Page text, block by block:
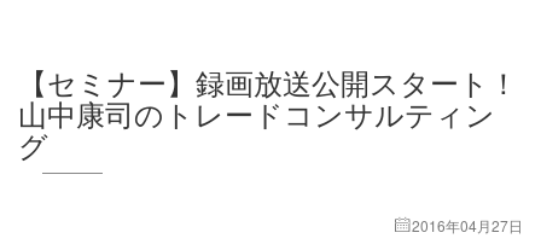
【セミナー】録画放送公開スタート！
山中康司のトレードコンサルティン
グ
2016年04月27日